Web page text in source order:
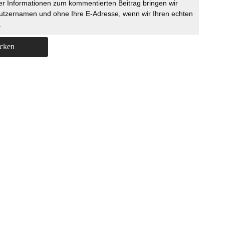
Informationen zum kommentierten Beitrag bringen wir
und ohne Ihre E-Adresse, wenn wir Ihren echten